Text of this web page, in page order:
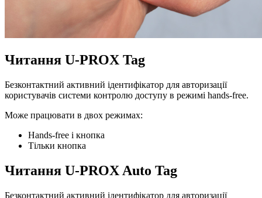
Читання U-PROX Tag
Безконтактний активний ідентифікатор для авторизації
користувачів системи контролю доступу в режимі hands-free.
Може працювати в двох режимах:
Hands-free і кнопка
Тільки кнопка
Читання U-PROX Auto Tag
Безконтактний активний ідентифікатор для авторизації